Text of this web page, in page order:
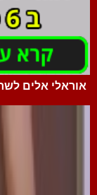
אוראלי אלים